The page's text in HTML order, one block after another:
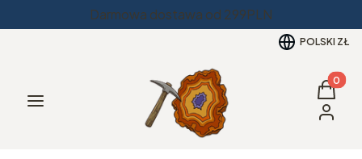
Darmowa dostawa od 299PLN
POLSKI ZŁ
Menu
Koszyk